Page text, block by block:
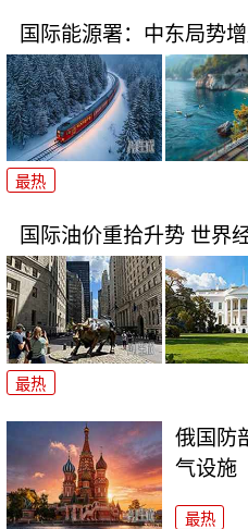
国际能源署：中东局势
最热
国际油价重拾升势 世界
最热
俄国防
气设施
最热